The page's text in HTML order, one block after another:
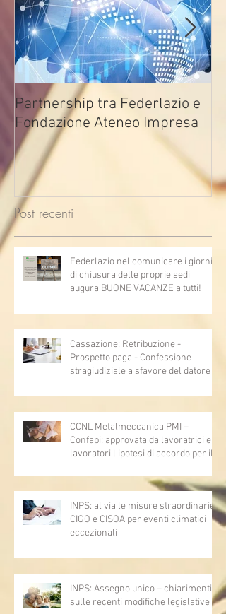
Partnership tra Federlazio e
Fondazione Ateneo Impresa
Post recenti
Federlazio nel comunicare i giorni
di chiusura delle proprie sedi,
augura BUONE VACANZE a tutti!
Cassazione: Retribuzione -
Prospetto paga - Confessione
stragiudiziale a sfavore del datore di
articoli 1362, 2697, 2730, 2732, 2734
e 2735)
CCNL Metalmeccanica PMI –
Confapi: approvata da lavoratrici e
lavoratori l’ipotesi di accordo per il
INPS: al via le misure straordinarie
CIGO e CISOA per eventi climatici
eccezionali
INPS: Assegno unico – chiarimenti
sulle recenti modifiche legislative